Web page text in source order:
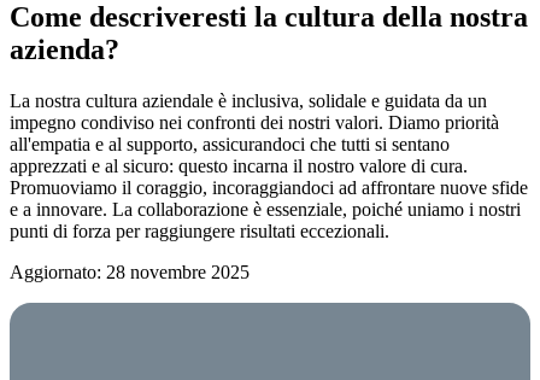
Come descriveresti la cultura della nostra
azienda?
La nostra cultura aziendale è inclusiva, solidale e guidata da un
impegno condiviso nei confronti dei nostri valori. Diamo priorità
all'empatia e al supporto, assicurandoci che tutti si sentano
apprezzati e al sicuro: questo incarna il nostro valore di cura.
Promuoviamo il coraggio, incoraggiandoci ad affrontare nuove sfide
e a innovare. La collaborazione è essenziale, poiché uniamo i nostri
punti di forza per raggiungere risultati eccezionali.
Aggiornato: 28 novembre 2025